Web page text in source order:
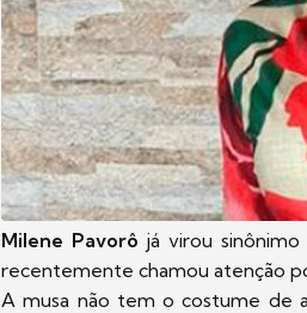
Milene Pavorô já virou
recentemente chamou atenção
A musa não tem o costume de